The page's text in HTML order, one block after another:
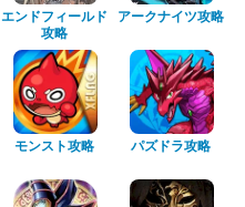
エンドフィールド
攻略
アークナイツ攻略
モンスト攻略 パズドラ攻略